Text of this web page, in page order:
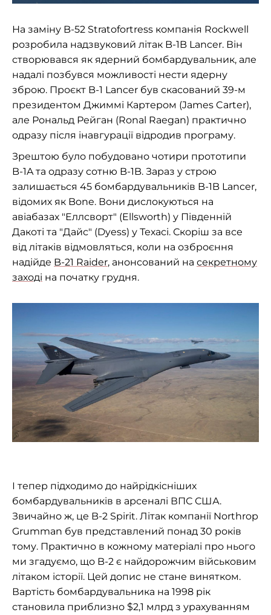
На заміну B-52 Stratofortress компанія Rockwell
розробила надзвуковий літак B-1B Lancer. Він
створювався як ядерний бомбардувальник, але
надалі позбувся можливості нести ядерну
зброю. Проєкт B-1 Lancer був скасований 39-м
президентом Джиммі Картером (James Carter),
але Рональд Рейган (Ronal Raegan) практично
одразу після інавгурації відродив програму.
Зрештою було побудовано чотири прототипи
B-1A та одразу сотню B-1B. Зараз у строю
залишається 45 бомбардувальників B-1B Lancer,
відомих як Bone. Вони дислокуються на
авіабазах "Еллсворт" (Ellsworth) у Південній
Дакоті та "Дайс" (Dyess) у Техасі. Скоріш за все
від літаків відмовляться, коли на озброєння
надійде B-21 Raider, анонсований на секретному
заході на початку грудня.
І тепер підходимо до найрідкісніших
бомбардувальників в арсеналі ВПС США.
Звичайно ж, це B-2 Spirit. Літак компанії Northrop
Grumman був представлений понад 30 років
тому. Практично в кожному матеріалі про нього
ми згадуємо, що B-2 є найдорожчим військовим
літаком історії. Цей допис не стане винятком.
Вартість бомбардувальника на 1998 рік
становила приблизно $2,1 млрд з урахуванням